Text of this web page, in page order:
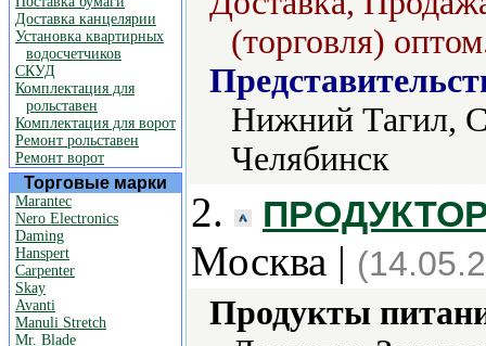
Доставка канцелярии
Установка квартирных
водосчетчиков
СКУД
Комплектация для
рольставен
Комплектация для ворот
Ремонт рольставен
Ремонт ворот
Торговые марки
Marantec
Nero Electronics
Daming
Hanspert
Carpenter
Skay
Avanti
Manuli Stretch
Mr. Blade
(торговля)
Нижний Тагил,
Челябинск
2.
Москва |
Продукты